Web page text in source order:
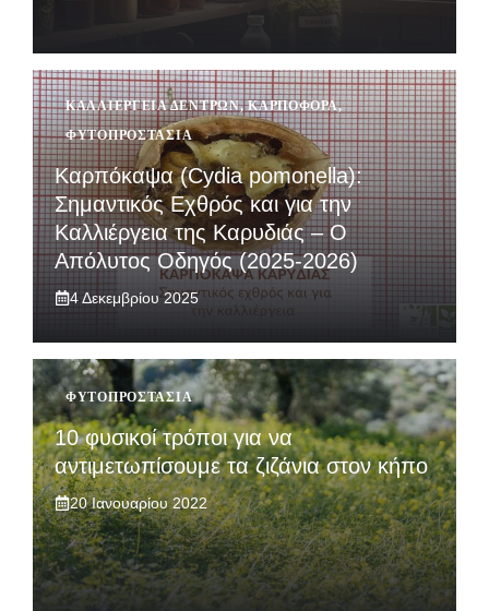
ΚΑΛΛΙΈΡΓΕΙΑ ΔΈΝΤΡΩΝ,ΚΑΡΠΟΦΌΡΑ,
ΦΥΤΟΠΡΟΣΤΑΣΊΑ
Καρπόκαψα (Cydia pomonella):
Σημαντικός Εχθρός και για την
Καλλιέργεια της Καρυδιάς – Ο
Απόλυτος Οδηγός (2025-2026)
4 Δεκεμβρίου 2025
ΦΥΤΟΠΡΟΣΤΑΣΊΑ
10 φυσικοί τρόποι για να
αντιμετωπίσουμε τα ζιζάνια στον κήπο
20 Ιανουαρίου 2022